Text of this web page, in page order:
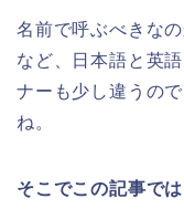
名前で呼ぶべきな
など、日本語と英
ナーも少し違うの
ね。
そこでこの記事で